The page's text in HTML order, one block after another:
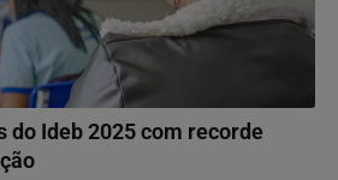
do Ideb 2025 com recorde